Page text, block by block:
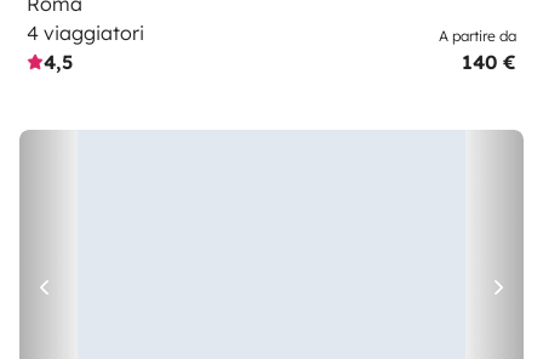
4 viaggiatori
4,5
A partire da
140 €